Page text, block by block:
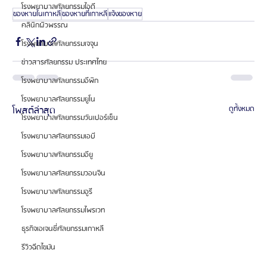
โรงพยาบาลศัลยกรรมไอดี
คลินิกผิวพรรณ
โรงพยาบาลศัลยกรรมเจจุน
ข่าวสารศัลยกรรม ประเทศไทย
โรงพยาบาลศัลยกรรมอีพิก
โรงพยาบาลศัลยกรรมยูโน
โรงพยาบาลศัลยกรรมวันเปอร์เซ็น
โรงพยาบาลศัลยกรรมเอบี
โรงพยาบาลศัลยกรรมอียู
โรงพยาบาลศัลยกรรมวอนจิน
โรงพยาบาลศัลยกรรมอูรี
โรงพยาบาลศัลยกรรมไพรเวท
ธุรกิจเอเจนซี่ศัลยกรรมเกาหลี
รีวิวฉีดไขมัน
ของหายในเกาหลีของหายที่เกาหลีแจ้งของหาย
โพสต์ล่าสุด ดูทั้งหมด